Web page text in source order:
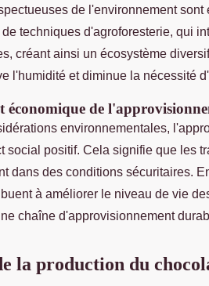
de l'environnement
techniques d'agroforesterie, qui
créant ainsi un écosystème
l'humidité et diminue la nécessité
économique de
environnementales,
social positif. Cela signifie que les
dans des conditions sécuritaires.
à améliorer le niveau de vie
chaîne d'approvisionnement
la production du